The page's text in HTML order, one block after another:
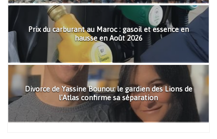
Prix du carburant au Maroc : gasoil et essence en
hausse en Août 2026
Divorce de Yassine Bounou: le gardien des Lions de
l'Atlas confirme sa séparation